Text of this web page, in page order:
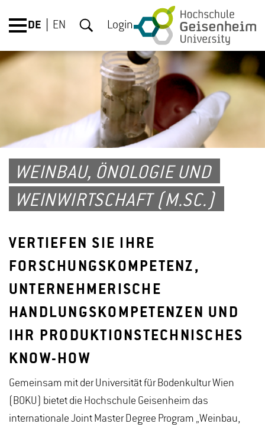
DE EN Login
WEINBAU, ÖNOLOGIE UND
WEINWIRTSCHAFT (M.SC.)
VERTIEFEN SIE IHRE
FORSCHUNGSKOMPETENZ,
UNTERNEHMERISCHE
HANDLUNGSKOMPETENZEN UND
IHR PRODUKTIONSTECHNISCHES
KNOW-HOW
Gemeinsam mit der Universität für Bodenkultur Wien
(BOKU) bietet die Hochschule Geisenheim das
internationale Joint Master Degree Program „Weinbau,